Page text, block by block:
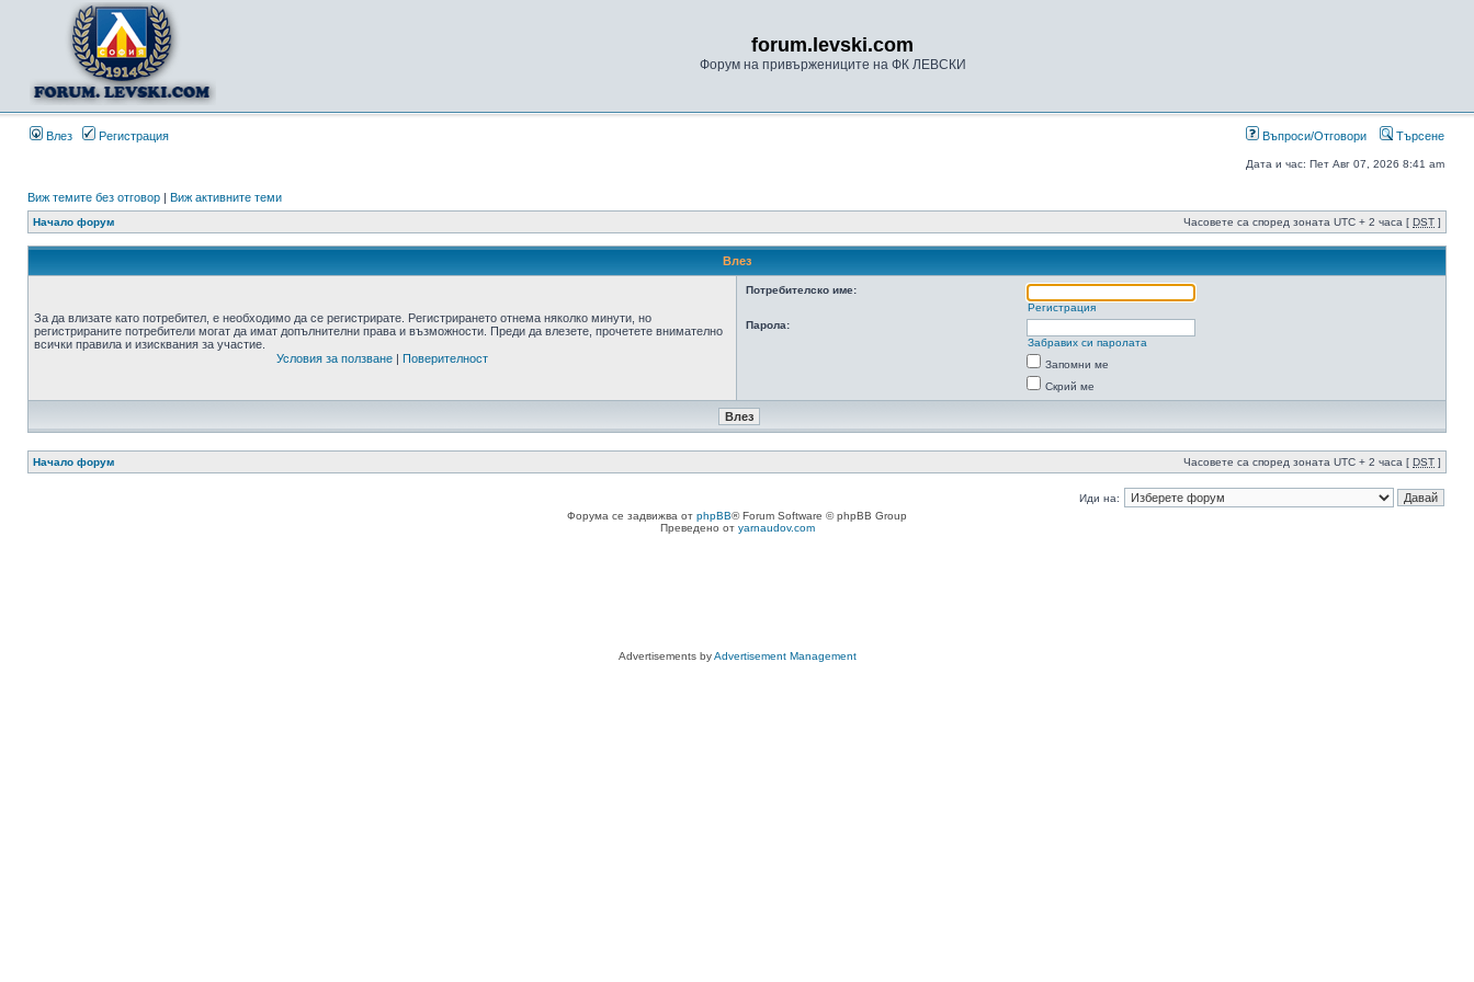
forum.levski.com
Форум на привържениците на ФК ЛЕВСКИ
Влез Регистрация Въпроси/Отговори Търсене
Дата и час: Пет Авг 07, 2026 8:41 am
Виж темите без отговор | Виж активните теми
Начало форум Часовете са според зоната UTC + 2 часа [ DST ]
Влез
За да влизате като потребител, е необходимо да се регистрирате. Регистрирането отнема няколко минути, но
регистрираните потребители могат да имат допълнителни права и възможности. Преди да влезете, прочетете внимателно
всички правила и изисквания за участие.
Условия за ползване | Поверителност
Потребителско име:
Регистрация
Парола:
Забравих си паролата
Запомни ме
Скрий ме
Начало форум Часовете са според зоната UTC + 2 часа [ DST ]
Иди на:
Форума се задвижва от phpBB® Forum Software © phpBB Group
Преведено от yarnaudov.com
Advertisements byAdvertisement Management